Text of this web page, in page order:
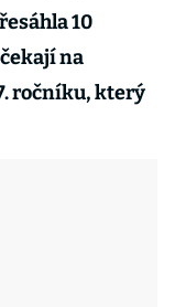
10
na
ročníku, který